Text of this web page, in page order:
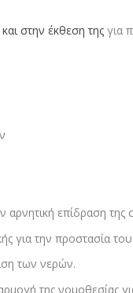
και στην έκθεση της για
αρνητική επίδραση της
για την προστασία
των νερών.
της νομοθεσίας